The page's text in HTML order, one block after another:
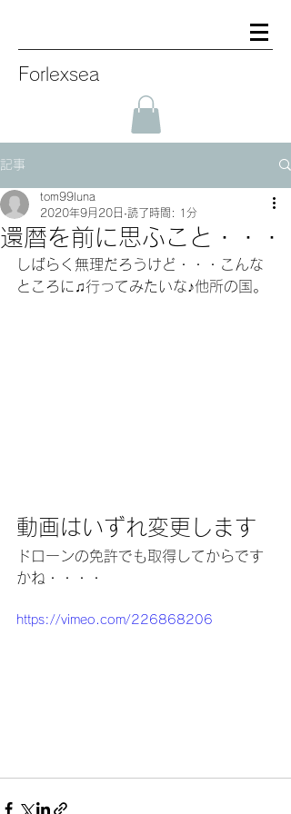
Forlexsea
記事
還暦を前に思ふこと・・・
tom99luna
2020年9月20日 読了時間: 1分
しばらく無理だろうけど・・・こんな
ところに♫行ってみたいな♪他所の国。
動画はいずれ変更します
ドローンの免許でも取得してからです
かね・・・・
https://vimeo.com/226868206